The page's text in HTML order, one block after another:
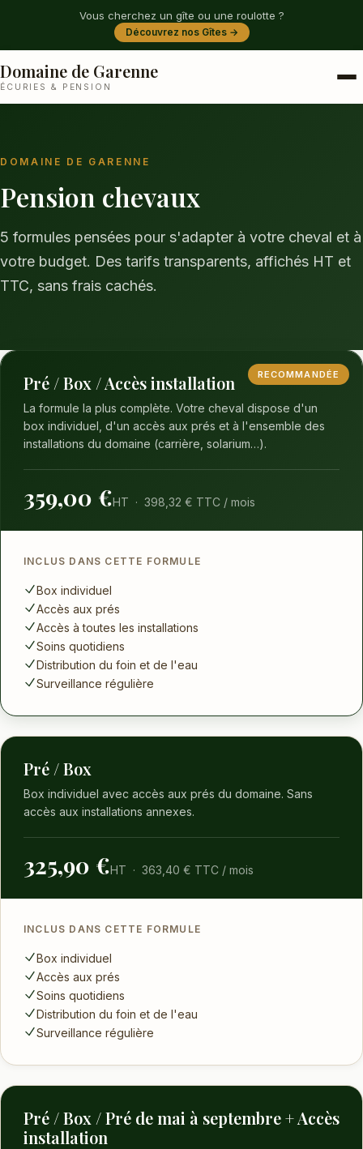
Vous cherchez un gîte ou une roulotte ?
Découvrez nos Gîtes →
Domaine de Garenne
ÉCURIES & PENSION
DOMAINE DE GARENNE
Pension chevaux
5 formules pensées pour s'adapter à votre cheval et à
votre budget. Des tarifs transparents, affichés HT et
TTC, sans frais cachés.
RECOMMANDÉE
Pré / Box / Accès installation
La formule la plus complète. Votre cheval dispose d'un
box individuel, d'un accès aux prés et à l'ensemble des
installations du domaine (carrière, solarium…).
359,00 €HT · 398,32 € TTC / mois
INCLUS DANS CETTE FORMULE
Box individuel
Accès aux prés
Accès à toutes les installations
Soins quotidiens
Distribution du foin et de l'eau
Surveillance régulière
Pré / Box
Box individuel avec accès aux prés du domaine. Sans
accès aux installations annexes.
325,90 €HT · 363,40 € TTC / mois
INCLUS DANS CETTE FORMULE
Box individuel
Accès aux prés
Soins quotidiens
Distribution du foin et de l'eau
Surveillance régulière
Pré / Box / Pré de mai à septembre + Accès
installation